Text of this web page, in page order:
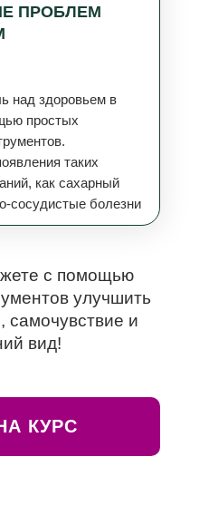
с помощью
улучшить
самочувствие и
вид!
ПРОБЛЕМ
над здоровьем в
простых
таких
как сахарный
сосудистые болезни
КУРС